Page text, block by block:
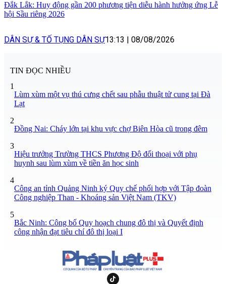
Đắk Lắk: Huy động gần 200 phương tiện diễu hành hưởng ứng Lễ
hội Sầu riêng 2026
DÂN SỰ & TỐ TỤNG DÂN SỰ13:13 08/08/2026
TIN ĐỌC NHIỀU
1
Lùm xùm một vụ thú cưng chết sau phẫu thuật tử cung tại Đà
Lạt
2
Đồng Nai: Cháy lớn tại khu vực chợ Biên Hòa cũ trong đêm
3
Hiệu trưởng Trường THCS Phương Độ đối thoại với phụ
huynh sau lùm xùm về tiền ăn học sinh
4
Công an tỉnh Quảng Ninh ký Quy chế phối hợp với Tập đoàn
Công nghiệp Than - Khoáng sản Việt Nam (TKV)
5
Bắc Ninh: Công bố Quy hoạch chung đô thị và Quyết định
công nhận đạt tiêu chí đô thị loại I